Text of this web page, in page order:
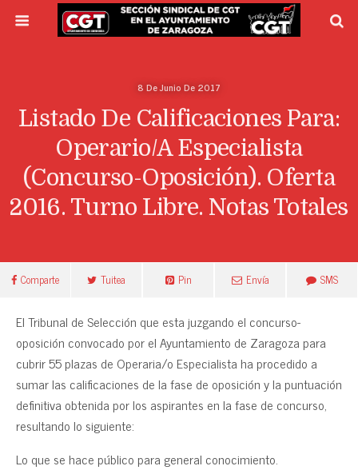
8 De Junio De 2017
Listado De Calificaciones Para:
Operario/a Especialista
(Concurso-Oposición). Oferta
2016. Turno Libre. Notas Totales
Comparte Tuitea Pin Envía SMS
El Tribunal de Selección que esta juzgando el concurso-
oposición convocado por el Ayuntamiento de Zaragoza para
cubrir 55 plazas de Operaria/o Especialista ha procedido a
sumar las calificaciones de la fase de oposición y la puntuación
definitiva obtenida por los aspirantes en la fase de concurso,
resultando lo siguiente:
Lo que se hace público para general conocimiento.